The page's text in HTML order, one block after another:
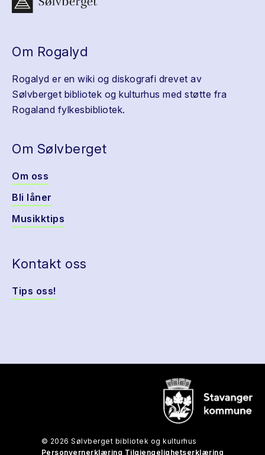
Om Rogalyd
Rogalyd er en wiki og diskografi drevet av
Sølvberget bibliotek og kulturhus med støtte fra
Rogaland fylkesbibliotek.
Om Sølvberget
Om oss
Bli låner
Musikktips
Kontakt oss
Tips oss!
© 2026 Sølvberget bibliotek og kulturhus
Personvernerklæring Tilgjengelighetserklæring